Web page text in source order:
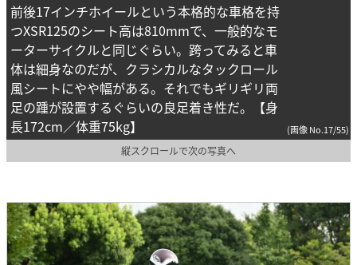
前後17インチホイールという本格的な車格を持
つXSR125のシート高は810mmで、一般的なモ
ーターサイクルと同じぐらい。跨ってみると車
体は細身なのだが、クラシカルなタックロール
風シートにやや幅がある。それでもギリギリ両
足の踵が設置するぐらいの良足着き性だ。【身
長172cm／体重75kg】
(画像 No.17/55)
縦スクロールで次の写真へ